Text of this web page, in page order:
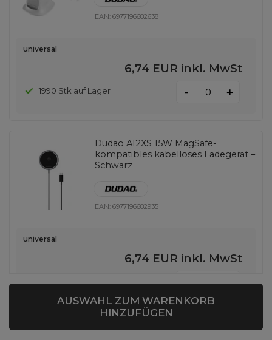
EAN:6977196682638
universal
6,74 EUR inkl. MwSt
1990 Stk auf Lager - +
Dudao A12XS 15W MagSafe-
kompatibles kabelloses Ladegerät –
Schwarz
EAN:6977196682935
universal
6,74 EUR inkl. MwSt
- +
AUSWAHL ZUM WARENKORB
HINZUFÜGEN